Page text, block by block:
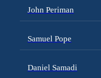
John Periman
Samuel Pope
Daniel Samadi